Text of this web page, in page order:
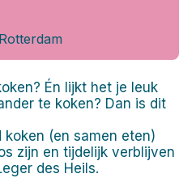
Én lijkt het je leuk
te koken? Dan is dit
(en samen eten)
zijn en tijdelijk verblijven
des Heils.